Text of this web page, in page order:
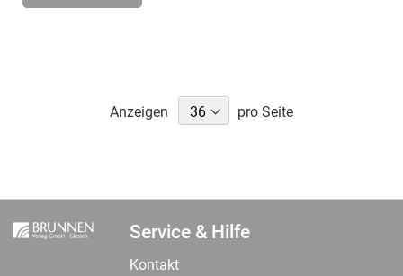
Anzeigen pro Seite
Service & Hilfe
Kontakt